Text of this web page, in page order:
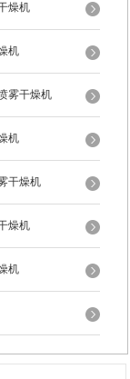
燥机
机
雾干燥机
机
干燥机
燥机
机